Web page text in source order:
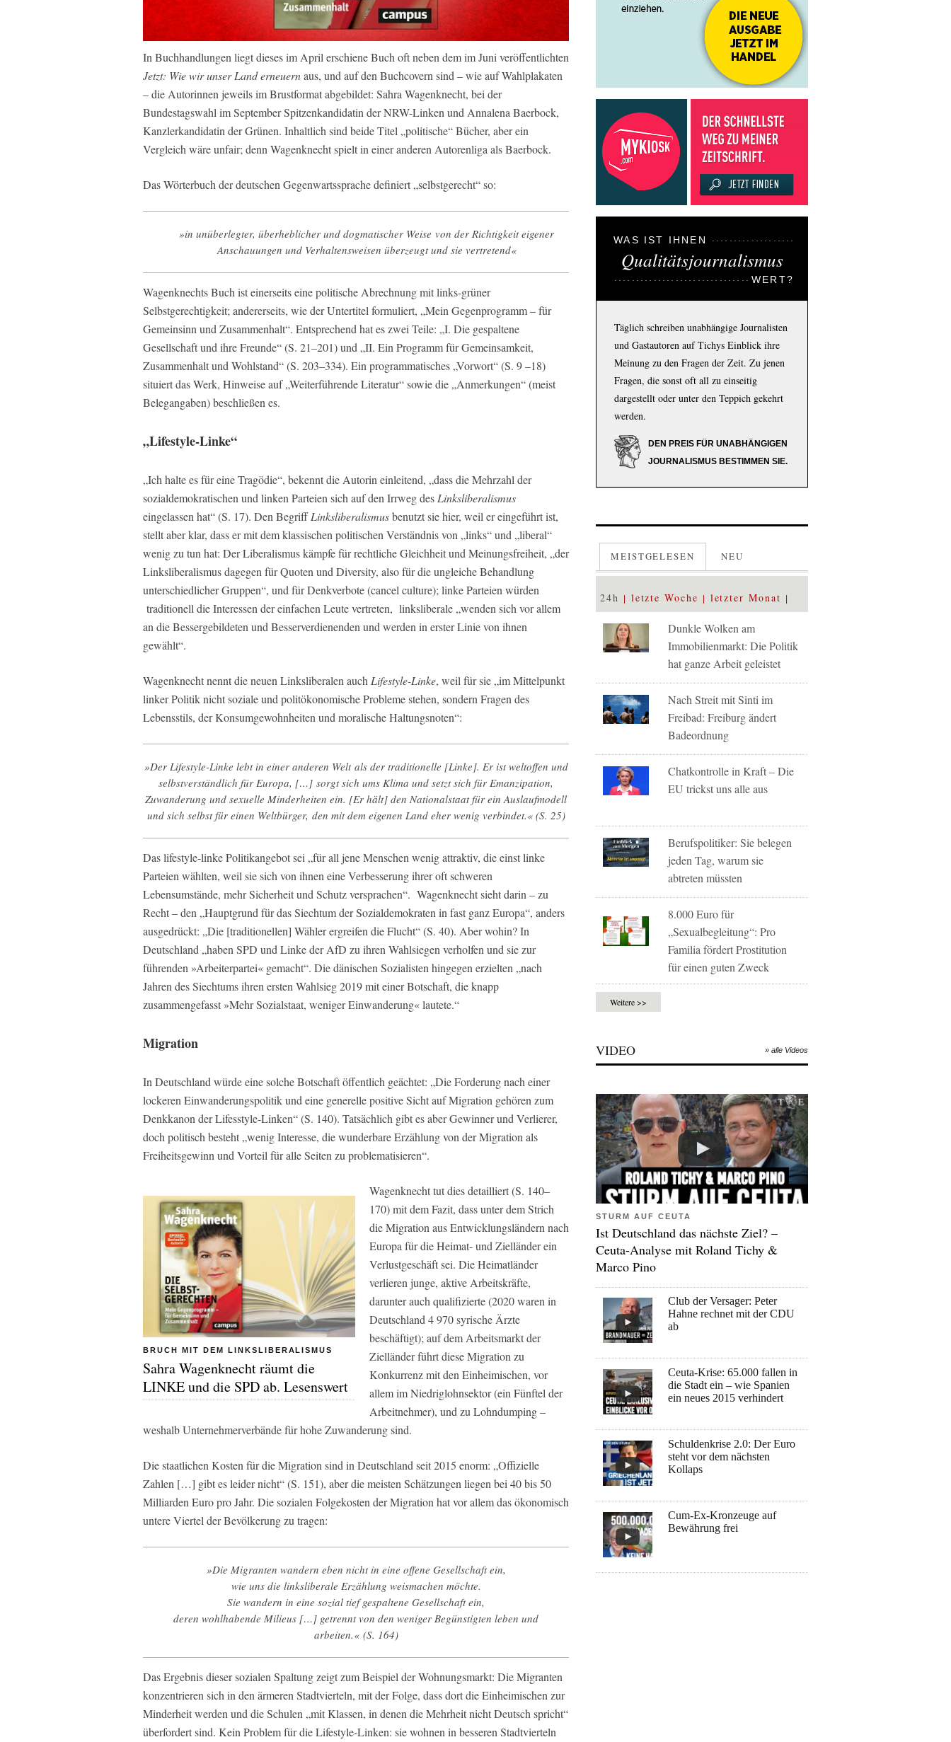
In Buchhandlungen liegt dieses im April erschiene Buch oft neben dem im Juni veröffentlichten
Jetzt: Wie wir unser Land erneuernaus, und auf den Buchcovern sind – wie auf Wahlplakaten
– die Autorinnen jeweils im Brustformat abgebildet: Sahra Wagenknecht, bei der
Bundestagswahl im September Spitzenkandidatin der NRW-Linken und Annalena Baerbock,
Kanzlerkandidatin der Grünen. Inhaltlich sind beide Titel „politische“ Bücher, aber ein
Vergleich wäre unfair; denn Wagenknecht spielt in einer anderen Autorenliga als Baerbock.
Das Wörterbuch der deutschen Gegenwartssprache definiert „selbstgerecht“ so:
»in unüberlegter, überheblicher und dogmatischer Weise von der Richtigkeit eigener
Anschauungen und Verhaltensweisen überzeugt und sie vertretend«
Wagenknechts Buch ist einerseits eine politische Abrechnung mit links-grüner
Selbstgerechtigkeit; andererseits, wie der Untertitel formuliert, „Mein Gegenprogramm – für
Gemeinsinn und Zusammenhalt“. Entsprechend hat es zwei Teile: „I. Die gespaltene
Gesellschaft und ihre Freunde“ (S. 21–201) und „II. Ein Programm für Gemeinsamkeit,
Zusammenhalt und Wohlstand“ (S. 203–334). Ein programmatisches „Vorwort“ (S. 9 –18)
situiert das Werk, Hinweise auf „Weiterführende Literatur“ sowie die „Anmerkungen“ (meist
Belegangaben) beschließen es.
„Lifestyle-Linke“
„Ich halte es für eine Tragödie“, bekennt die Autorin einleitend, „dass die Mehrzahl der
sozialdemokratischen und linken Parteien sich auf den Irrweg des Linksliberalismus
eingelassen hat“ (S. 17). Den BegriffLinksliberalismusbenutzt sie hier, weil er eingeführt ist,
stellt aber klar, dass er mit dem klassischen politischen Verständnis von „links“ und „liberal“
wenig zu tun hat: Der Liberalismus kämpfe für rechtliche Gleichheit und Meinungsfreiheit, „der
Linksliberalismus dagegen für Quoten und Diversity, also für die ungleiche Behandlung
unterschiedlicher Gruppen“, und für Denkverbote (cancel culture); linke Parteien würden
traditionell die Interessen der einfachen Leute vertreten, linksliberale „wenden sich vor allem
an die Bessergebildeten und Besserverdienenden und werden in erster Linie von ihnen
gewählt“.
Wagenknecht nennt die neuen Linksliberalen auch Lifestyle-Linke, weil für sie „im Mittelpunkt
linker Politik nicht soziale und politökonomische Probleme stehen, sondern Fragen des
Lebensstils, der Konsumgewohnheiten und moralische Haltungsnoten“:
»Der Lifestyle-Linke lebt in einer anderen Welt als der traditionelle [Linke]. Er ist weltoffen und
selbstverständlich für Europa, […] sorgt sich ums Klima und setzt sich für Emanzipation,
Zuwanderung und sexuelle Minderheiten ein. [Er hält] den Nationalstaat für ein Auslaufmodell
und sich selbst für einen Weltbürger, den mit dem eigenen Land eher wenig verbindet.« (S. 25)
Das lifestyle-linke Politikangebot sei „für all jene Menschen wenig attraktiv, die einst linke
Parteien wählten, weil sie sich von ihnen eine Verbesserung ihrer oft schweren
Lebensumstände, mehr Sicherheit und Schutz versprachen“. Wagenknecht sieht darin – zu
Recht – den „Hauptgrund für das Siechtum der Sozialdemokraten in fast ganz Europa“, anders
ausgedrückt: „Die [traditionellen] Wähler ergreifen die Flucht“ (S. 40). Aber wohin? In
Deutschland „haben SPD und Linke der AfD zu ihren Wahlsiegen verholfen und sie zur
führenden »Arbeiterpartei« gemacht“. Die dänischen Sozialisten hingegen erzielten „nach
Jahren des Siechtums ihren ersten Wahlsieg 2019 mit einer Botschaft, die knapp
zusammengefasst »Mehr Sozialstaat, weniger Einwanderung« lautete.“
Migration
In Deutschland würde eine solche Botschaft öffentlich geächtet: „Die Forderung nach einer
lockeren Einwanderungspolitik und eine generelle positive Sicht auf Migration gehören zum
Denkkanon der Lifesstyle-Linken“ (S. 140). Tatsächlich gibt es aber Gewinner und Verlierer,
doch politisch besteht „wenig Interesse, die wunderbare Erzählung von der Migration als
Freiheitsgewinn und Vorteil für alle Seiten zu problematisieren“.
BRUCH MIT DEM LINKSLIBERALISMUS
Sahra Wagenknecht räumt die
LINKE und die SPD ab. Lesenswert
Wagenknecht tut dies detailliert (S. 140–
170) mit dem Fazit, dass unter dem Strich
die Migration aus Entwicklungsländern nach
Europa für die Heimat- und Zielländer ein
Verlustgeschäft sei. Die Heimatländer
verlieren junge, aktive Arbeitskräfte,
darunter auch qualifizierte (2020 waren in
Deutschland 4 970 syrische Ärzte
beschäftigt); auf dem Arbeitsmarkt der
Zielländer führt diese Migration zu
Konkurrenz mit den Einheimischen, vor
allem im Niedriglohnsektor (ein Fünftel der
Arbeitnehmer), und zu Lohndumping –
weshalb Unternehmerverbände für hohe Zuwanderung sind.
Die staatlichen Kosten für die Migration sind in Deutschland seit 2015 enorm: „Offizielle
Zahlen […] gibt es leider nicht“ (S. 151), aber die meisten Schätzungen liegen bei 40 bis 50
Milliarden Euro pro Jahr. Die sozialen Folgekosten der Migration hat vor allem das ökonomisch
untere Viertel der Bevölkerung zu tragen:
»Die Migranten wandern eben nicht in eine offene Gesellschaft ein,
wie uns die linksliberale Erzählung weismachen möchte.
Sie wandern in eine sozial tief gespaltene Gesellschaft ein,
deren wohlhabende Milieus […] getrennt von den weniger Begünstigten leben und
arbeiten.« (S. 164)
Das Ergebnis dieser sozialen Spaltung zeigt zum Beispiel der Wohnungsmarkt: Die Migranten
konzentrieren sich in den ärmeren Stadtvierteln, mit der Folge, dass dort die Einheimischen zur
Minderheit werden und die Schulen „mit Klassen, in denen die Mehrheit nicht Deutsch spricht“
überfordert sind. Kein Problem für die Lifestyle-Linken: sie wohnen in besseren Stadtvierteln
WAS IST IHNEN
Qualitätsjournalismus
WERT?
Täglich schreiben unabhängige Journalisten
und Gastautoren auf Tichys Einblick ihre
Meinung zu den Fragen der Zeit. Zu jenen
Fragen, die sonst oft all zu einseitig
dargestellt oder unter den Teppich gekehrt
werden.
DEN PREIS FÜR UNABHÄNGIGEN
JOURNALISMUS BESTIMMEN SIE.
MEISTGELESEN NEU
24h letzte Woche letzter Monat
Dunkle Wolken am
Immobilienmarkt: Die Politik
hat ganze Arbeit geleistet
Nach Streit mit Sinti im
Freibad: Freiburg ändert
Badeordnung
Chatkontrolle in Kraft – Die
EU trickst uns alle aus
Berufspolitiker: Sie belegen
jeden Tag, warum sie
abtreten müssten
8.000 Euro für
„Sexualbegleitung“: Pro
Familia fördert Prostitution
für einen guten Zweck
Weitere >>
VIDEO » alle Videos
STURM AUF CEUTA
Ist Deutschland das nächste Ziel? –
Ceuta-Analyse mit Roland Tichy &
Marco Pino
Club der Versager: Peter
Hahne rechnet mit der CDU
ab
Ceuta-Krise: 65.000 fallen in
die Stadt ein – wie Spanien
ein neues 2015 verhindert
Schuldenkrise 2.0: Der Euro
steht vor dem nächsten
Kollaps
Cum-Ex-Kronzeuge auf
Bewährung frei